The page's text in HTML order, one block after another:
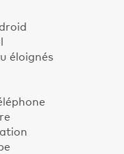
éloignés